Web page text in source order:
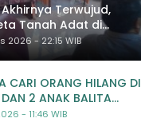
Terwujud,
Tanah Adat di
Proyek Strategis
Memasuki Babak
2026 - 22:15 WIB
CARI ORANG HILANG DI
2 ANAK BALITA
SEJAK 20 JULI 2026
- 11:46 WIB